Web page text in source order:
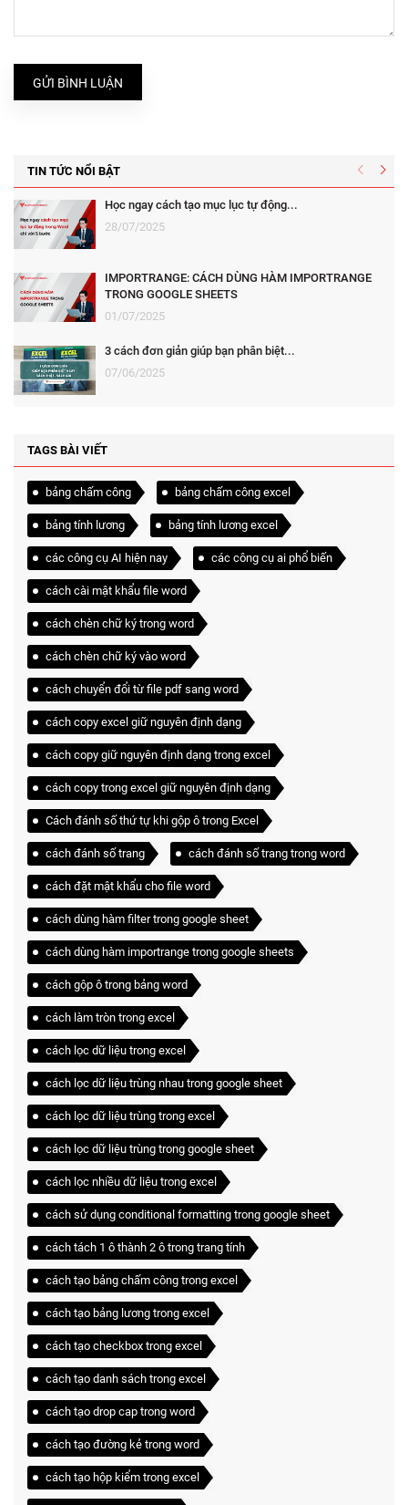
GỬI BÌNH LUẬN
TIN TỨC NỔI BẬT
Học ngay cách tạo mục lục tự động...
28/07/2025
IMPORTRANGE: CÁCH DÙNG HÀM IMPORTRANGE
TRONG GOOGLE SHEETS
01/07/2025
3 cách đơn giản giúp bạn phân biệt...
07/06/2025
TAGS BÀI VIẾT
bảng chấm công bảng chấm công excel
bảng tính lương bảng tính lương excel
các công cụ AI hiện nay các công cụ ai phổ biến
cách cài mật khẩu file word
cách chèn chữ ký trong word
cách chèn chữ ký vào word
cách chuyển đổi từ file pdf sang word
cách copy excel giữ nguyên định dạng
cách copy giữ nguyên định dạng trong excel
cách copy trong excel giữ nguyên định dạng
Cách đánh số thứ tự khi gộp ô trong Excel
cách đánh số trang cách đánh số trang trong word
cách đặt mật khẩu cho file word
cách dùng hàm filter trong google sheet
cách dùng hàm importrange trong google sheets
cách gộp ô trong bảng word
cách làm tròn trong excel
cách lọc dữ liệu trong excel
cách lọc dữ liệu trùng nhau trong google sheet
cách lọc dữ liệu trùng trong excel
cách lọc dữ liệu trùng trong google sheet
cách lọc nhiều dữ liệu trong excel
cách sử dụng conditional formatting trong google sheet
cách tách 1 ô thành 2 ô trong trang tính
cách tạo bảng chấm công trong excel
cách tạo bảng lương trong excel
cách tạo checkbox trong excel
cách tạo danh sách trong excel
cách tạo drop cap trong word
cách tạo đường kẻ trong word
cách tạo hộp kiểm trong excel